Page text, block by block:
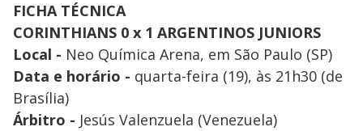
FICHA TÉCNICA
CORINTHIANS 0 x 1 ARGENTINOS JUNIORS
Local - Neo Química Arena, em São Paulo (SP)
Data e horário - quarta-feira (19), às 21h30 (de
Brasília)
Árbitro - Jesús Valenzuela (Venezuela)